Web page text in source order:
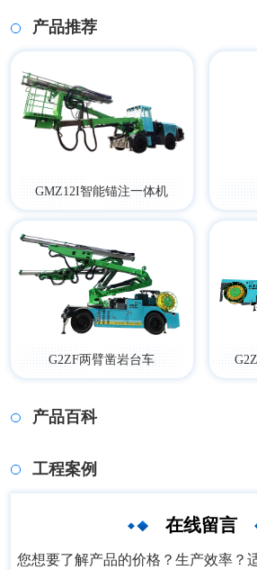
产品推荐
GMZ12I智能锚注一体机
G2ZF两臂凿岩台车
产品百科
工程案例
在线留言
您想要了解产品的价格？生产效率？